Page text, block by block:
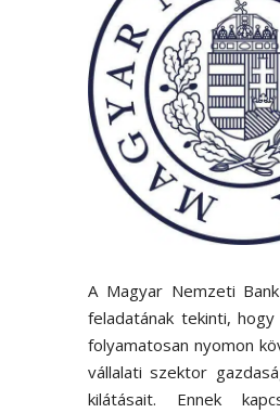
A Magyar Nemzeti
feladatának tekinti,
folyamatosan nyomon
vállalati szektor
kilátásait. Ennek